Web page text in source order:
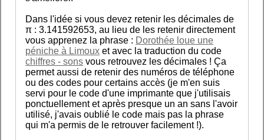
Dans l'idée si vous devez retenir les décimales de
π : 3.141592653, au lieu de les retenir directement
vous apprenez la phrase : Dorothée loue une
péniche à Limoux et avec la traduction du code
chiffres - sons vous retrouvez les décimales ! Ça
permet aussi de retenir des numéros de téléphone
ou des codes pour certains accès (je m'en suis
servi pour le code d'une imprimante que j'utilisais
ponctuellement et après presque un an sans l'avoir
utilisé, j'avais oublié le code mais pas la phrase
qui m'a permis de le retrouver facilement !).